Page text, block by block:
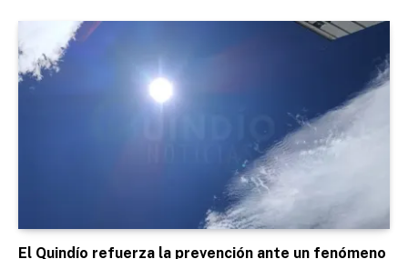
El Quindío refuerza la prevención ante un fenómeno